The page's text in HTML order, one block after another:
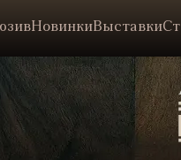
НовинкиВыставки